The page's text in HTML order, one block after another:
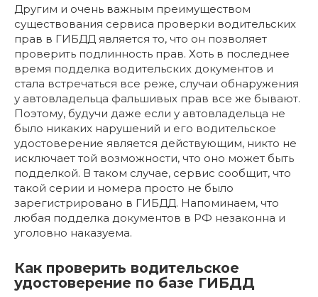
Другим и очень важным преимуществом
существования сервиса проверки водительских
прав в ГИБДД является то, что он позволяет
проверить подлинность прав. Хоть в последнее
время подделка водительских документов и
стала встречаться все реже, случаи обнаружения
у автовладельца фальшивых прав все же бывают.
Поэтому, будучи даже если у автовладельца не
было никаких нарушений и его водительское
удостоверение является действующим, никто не
исключает той возможности, что оно может быть
подделкой. В таком случае, сервис сообщит, что
такой серии и номера просто не было
зарегистрировано в ГИБДД. Напоминаем, что
любая подделка документов в РФ незаконна и
уголовно наказуема.
Как проверить водительское
удостоверение по базе ГИБДД